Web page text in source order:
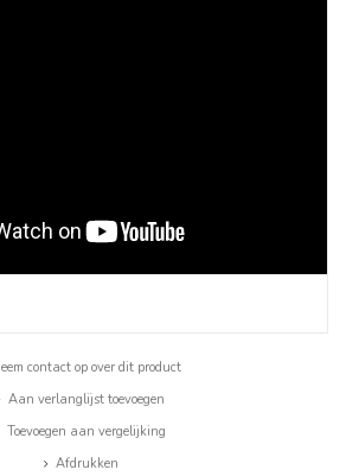
contact op over dit product
Aan verlanglijst toevoegen
Toevoegen aan vergelijking
Afdrukken